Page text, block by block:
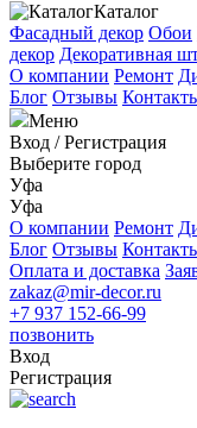
Каталог
Фасадный декор Обои
декор Декоративная
О компании Ремонт
Блог Отзывы
Меню
Вход /Регистрация
Выберите город
Уфа
Уфа
О компании Ремонт
Блог Отзывы
Оплата и доставка
zakaz@mir-decor.ru
+7 937 152-66-99
позвонить
Вход
Регистрация